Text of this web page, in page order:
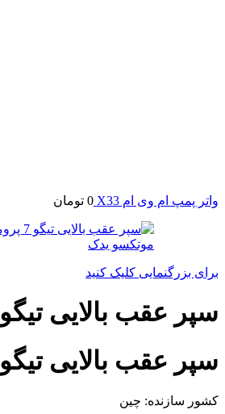
واتر پمپ ام وی ام X33 0 تومان
برای بزرگنمایی کلیک کنید
سپر عقب بالایی تیگو 7 پرومکس
سپر عقب بالایی تیگو 7 پرومکس
کشور سازنده: چین